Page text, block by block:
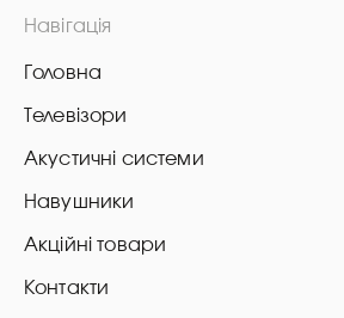
Навігація
Головна
Телевізори
Акустичні системи
Навушники
Акційні товари
Контакти